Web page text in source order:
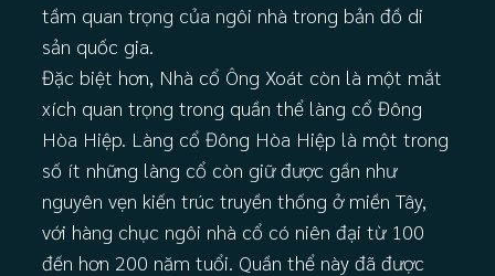
tầm quan trọng của ngôi nhà trong bản đồ di
sản quốc gia.
Đặc biệt hơn, Nhà cổ Ông Xoát còn là một mắt
xích quan trọng trong quần thể làng cổ Đông
Hòa Hiệp. Làng cổ Đông Hòa Hiệp là một trong
số ít những làng cổ còn giữ được gần như
nguyên vẹn kiến trúc truyền thống ở miền Tây,
với hàng chục ngôi nhà cổ có niên đại từ 100
đến hơn 200 năm tuổi. Quần thể này đã được